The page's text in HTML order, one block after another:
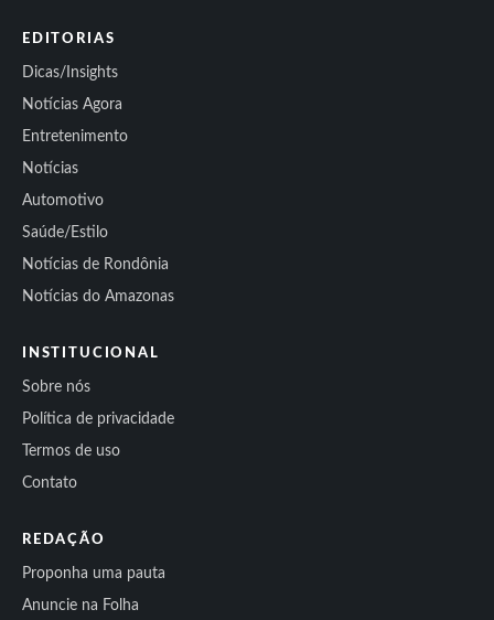
EDITORIAS
Dicas/Insights
Notícias Agora
Entretenimento
Notícias
Automotivo
Saúde/Estilo
Notícias de Rondônia
Notícias do Amazonas
INSTITUCIONAL
Sobre nós
Política de privacidade
Termos de uso
Contato
REDAÇÃO
Proponha uma pauta
Anuncie na Folha